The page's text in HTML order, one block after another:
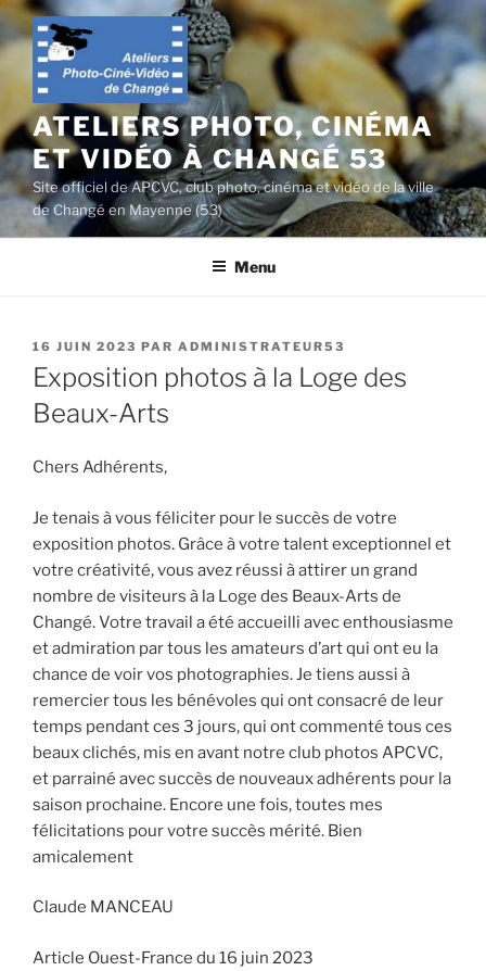
Aller
au
contenu
principal
ATELIERS PHOTO, CINÉMA
ET VIDÉO À CHANGÉ 53
Site officiel de APCVC, club photo, cinéma et vidéo de la ville
de Changé en Mayenne (53)
Menu
PUBLIÉ
LE
16 JUIN 2023 PAR ADMINISTRATEUR53
Exposition photos à la Loge des
Beaux-Arts
Chers Adhérents,
Je tenais à vous féliciter pour le succès de votre
exposition photos. Grâce à votre talent exceptionnel et
votre créativité, vous avez réussi à attirer un grand
nombre de visiteurs à la Loge des Beaux-Arts de
Changé. Votre travail a été accueilli avec enthousiasme
et admiration par tous les amateurs d’art qui ont eu la
chance de voir vos photographies. Je tiens aussi à
remercier tous les bénévoles qui ont consacré de leur
temps pendant ces 3 jours, qui ont commenté tous ces
beaux clichés, mis en avant notre club photos APCVC,
et parrainé avec succès de nouveaux adhérents pour la
saison prochaine. Encore une fois, toutes mes
félicitations pour votre succès mérité. Bien
amicalement
Claude MANCEAU
Article Ouest-France du 16 juin 2023